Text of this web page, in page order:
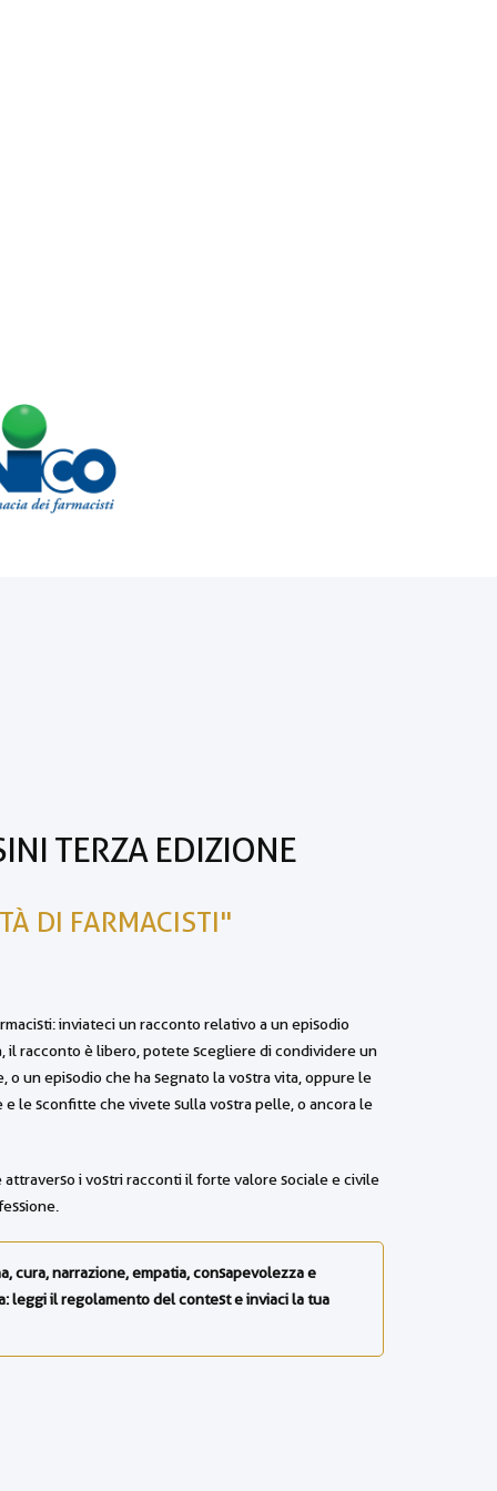
TERZA EDIZIONE
DI FARMACISTI"
inviateci un racconto relativo a un episodio
il racconto è libero, potete scegliere di condividere un
un episodio che ha segnato la vostra vita, oppure le
le sconfitte che vivete sulla vostra pelle, o ancora le
i vostri racconti il forte valore sociale e civile
cura, narrazione, empatia, consapevolezza e
leggi il regolamento del contest e inviaci la tua